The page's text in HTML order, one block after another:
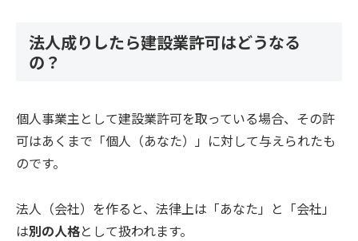
法人成りしたら建設業許可はどうなる
の？
個人事業主として建設業許可を取っている場合、その許
可はあくまで「個人（あなた）」に対して与えられたも
のです。
法人（会社）を作ると、法律上は「あなた」と「会社」
は別の人格として扱われます。